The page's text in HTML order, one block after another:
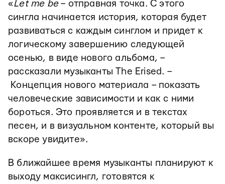
«Let me be– отправная точка. С этого
сингла начинается история, которая будет
развиваться с каждым синглом и придет к
логическому завершению следующей
осенью, в виде нового альбома, –
рассказали музыканты The Erised. –
Концепция нового материала – показать
человеческие зависимости и как с ними
бороться. Это проявляется и в текстах
песен, и в визуальном контенте, который вы
вскоре увидите».
В ближайшее время музыканты планируют к
выходу максисингл, готовятся к